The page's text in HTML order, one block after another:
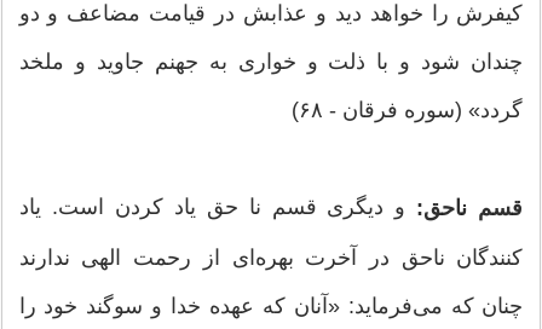
کیفرش را خواهد دید و عذابش در قیامت مضاعف و دو
چندان شود و با ذلت و خواری به جهنم جاوید و ملخد
گردد» (سوره فرقان - ۶۸)
قسم ناحق: و دیگری قسم نا حق یاد کردن است. یاد
کنندگان ناحق در آخرت بهره‌ای از رحمت الهی ندارند
چنان که می‌فرماید: «آنان که عهده خدا و سوگند خود را